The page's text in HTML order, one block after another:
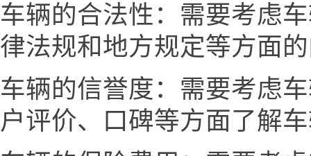
车辆的合法性：需要考虑
律法规和地方规定等方面
车辆的信誉度：需要考虑
户评价、口碑等方面了解